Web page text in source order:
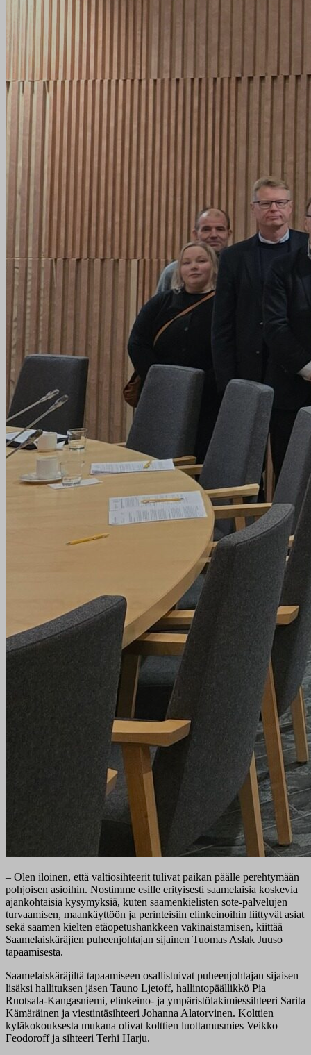
– Olen iloinen, että valtiosihteerit tulivat paikan päälle perehtymään
pohjoisen asioihin. Nostimme esille erityisesti saamelaisia koskevia
ajankohtaisia kysymyksiä, kuten saamenkielisten sote-palvelujen
turvaamisen, maankäyttöön ja perinteisiin elinkeinoihin liittyvät asiat
sekä saamen kielten etäopetushankkeen vakinaistamisen, kiittää
Saamelaiskäräjien puheenjohtajan sijainen Tuomas Aslak Juuso
tapaamisesta.
Saamelaiskäräjiltä tapaamiseen osallistuivat puheenjohtajan sijaisen
lisäksi hallituksen jäsen Tauno Ljetoff, hallintopäällikkö Pia
Ruotsala-Kangasniemi, elinkeino- ja ympäristölakimiessihteeri Sarita
Kämäräinen ja viestintäsihteeri Johanna Alatorvinen. Kolttien
kyläkokouksesta mukana olivat kolttien luottamusmies Veikko
Feodoroff ja sihteeri Terhi Harju.